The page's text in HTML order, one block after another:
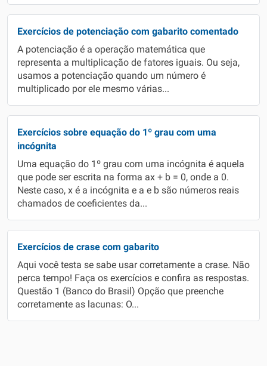
Exercícios de potenciação com gabarito comentado
A potenciação é a operação matemática que
representa a multiplicação de fatores iguais. Ou seja,
usamos a potenciação quando um número é
multiplicado por ele mesmo várias...
Exercícios sobre equação do 1º grau com uma
incógnita
Uma equação do 1º grau com uma incógnita é aquela
que pode ser escrita na forma ax + b = 0, onde a 0.
Neste caso, x é a incógnita e a e b são números reais
chamados de coeficientes da...
Exercícios de crase com gabarito
Aqui você testa se sabe usar corretamente a crase. Não
perca tempo! Faça os exercícios e confira as respostas.
Questão 1 (Banco do Brasil) Opção que preenche
corretamente as lacunas: O...